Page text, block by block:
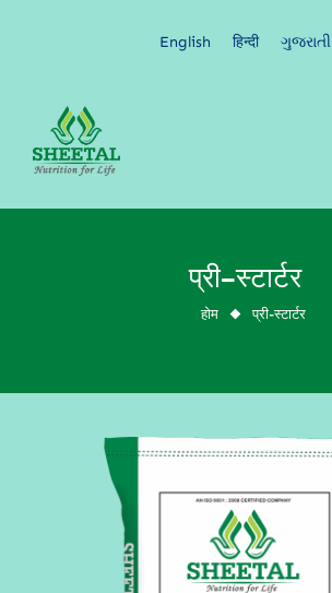
English हिन्दी ગુજરાતી
प्री-स्टार्टर
प्री-स्टार्टर